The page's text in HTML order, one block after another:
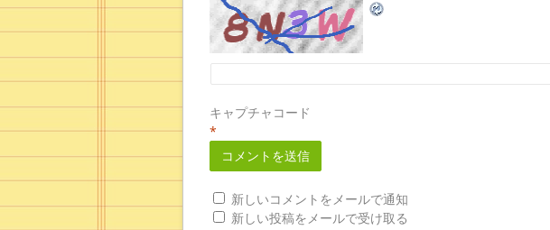
キャプチャコード
*
新しいコメントをメールで通知
新しい投稿をメールで受け取る